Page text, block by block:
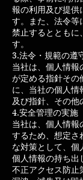
報の利用及び提供
す。また、法令等
禁止するとともに
す。
3.法令・規範の遵
当社は、個人情報
が定める指針その
に、当社の個人情
及び指針、その他
4.安全管理の実施
当社は、個人情報
するため、想定さ
な対策として、個
個人情報の持ち出
不正アクセス防止